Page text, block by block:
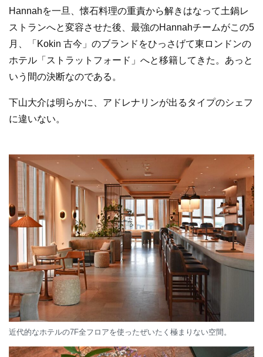
Hannahを一旦、懐石料理の重責から解きはなって土鍋レ
ストランへと変容させた後、最強のHannahチームがこの5
月、「Kokin 古今」のブランドをひっさげて東ロンドンの
ホテル「ストラットフォード」へと移籍してきた。あっと
いう間の決断なのである。
下山大介は明らかに、アドレナリンが出るタイプのシェフ
に違いない。
近代的なホテルの7F全フロアを使ったぜいたく極まりない空間。